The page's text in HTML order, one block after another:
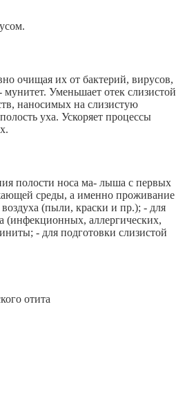
очищая их от бактерий, вирусов,
Уменьшает отек слизистой
наносимых на слизистую
уха. Ускоряет процессы
полости носа ма- лыша с первых
среды, а именно проживание
(пыли, краски и пр.); - для
(инфекционных, аллергических,
- для подготовки слизистой
отита